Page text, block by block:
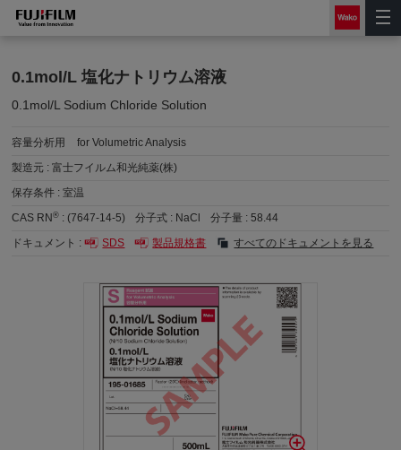
0.1mol/L 塩化ナトリウム溶液
0.1mol/L Sodium Chloride Solution
容量分析用
for Volumetric Analysis
製造元 :富士フイルム和光純薬(株)
保存条件 :室温
CAS RN® :(7647-14-5) 分子式 : NaCl 分子量 :58.44
ドキュメント :
SDS 製品規格書 すべてのドキュメントを見る